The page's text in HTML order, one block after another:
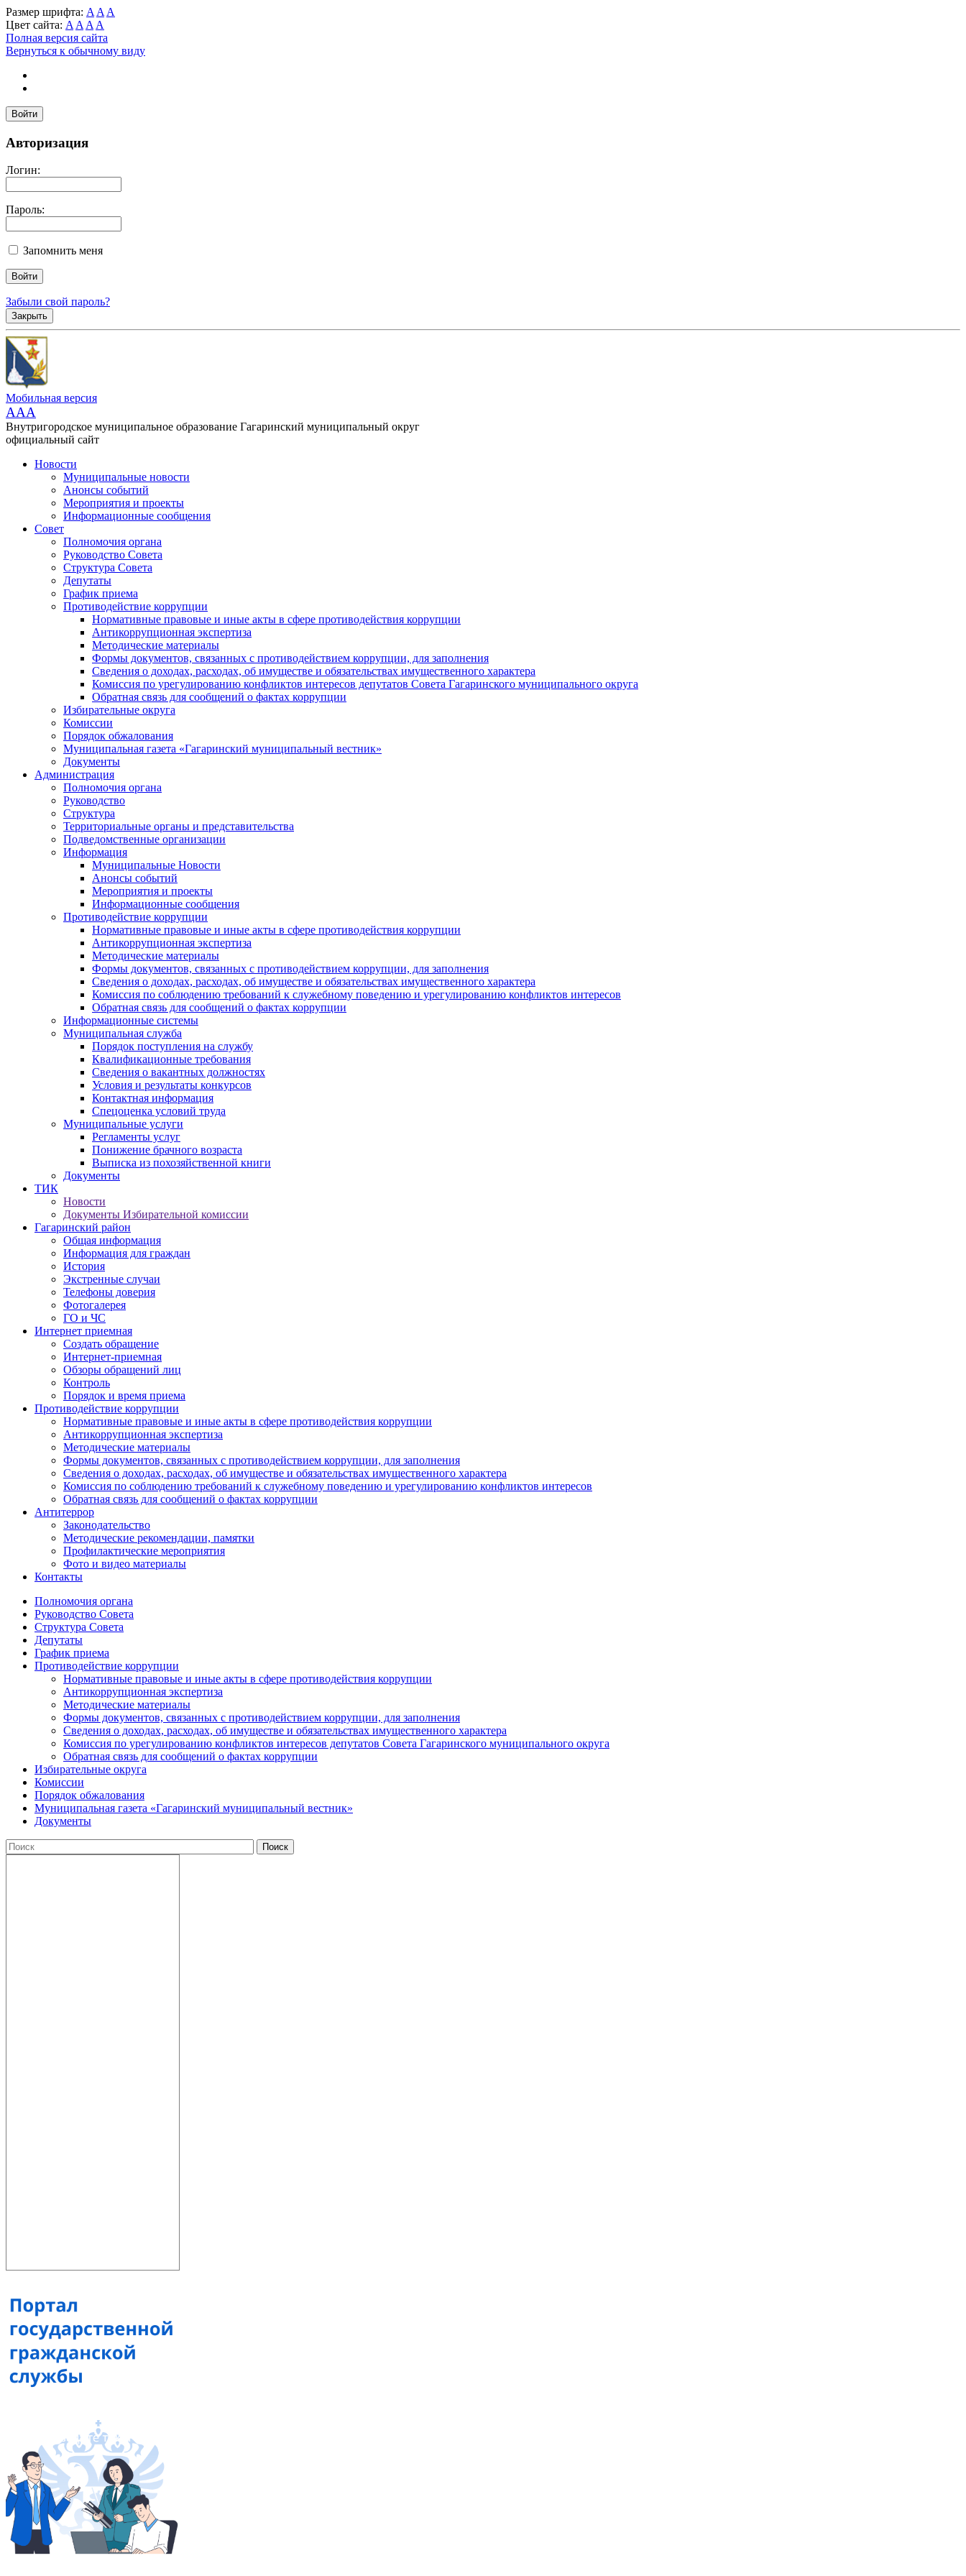
Размер шрифта: A A A
Цвет сайта: A A A A
Полная версия сайта
Вернуться к обычному виду
Войти
Авторизация
Логин:
Пароль:
Запомнить меня
Забыли свой пароль?
Закрыть
Мобильная версия
AAA
Внутригородское муниципальное образование Гагаринский муниципальный округ
официальный сайт
Новости
Муниципальные новости
Анонсы событий
Мероприятия и проекты
Информационные сообщения
Совет
Полномочия органа
Руководство Совета
Структура Совета
Депутаты
График приема
Противодействие коррупции
Нормативные правовые и иные акты в сфере противодействия коррупции
Антикоррупционная экспертиза
Методические материалы
Формы документов, связанных с противодействием коррупции, для заполнения
Сведения о доходах, расходах, об имуществе и обязательствах имущественного характера
Комиссия по урегулированию конфликтов интересов депутатов Совета Гагаринского муниципального округа
Обратная связь для сообщений о фактах коррупции
Избирательные округа
Комиссии
Порядок обжалования
Муниципальная газета «Гагаринский муниципальный вестник»
Документы
Администрация
Полномочия органа
Руководство
Структура
Территориальные органы и представительства
Подведомственные организации
Информация
Муниципальные Новости
Анонсы событий
Мероприятия и проекты
Информационные сообщения
Противодействие коррупции
Нормативные правовые и иные акты в сфере противодействия коррупции
Антикоррупционная экспертиза
Методические материалы
Формы документов, связанных с противодействием коррупции, для заполнения
Сведения о доходах, расходах, об имуществе и обязательствах имущественного характера
Комиссия по соблюдению требований к служебному поведению и урегулированию конфликтов интересов
Обратная связь для сообщений о фактах коррупции
Информационные системы
Муниципальная служба
Порядок поступления на службу
Квалификационные требования
Сведения о вакантных должностях
Условия и результаты конкурсов
Контактная информация
Спецоценка условий труда
Муниципальные услуги
Регламенты услуг
Понижение брачного возраста
Выписка из похозяйственной книги
Документы
ТИК
Новости
Документы Избирательной комиссии
Гагаринский район
Общая информация
Информация для граждан
История
Экстренные случаи
Телефоны доверия
Фотогалерея
ГО и ЧС
Интернет приемная
Создать обращение
Интернет-приемная
Обзоры обращений лиц
Контроль
Порядок и время приема
Противодействие коррупции
Нормативные правовые и иные акты в сфере противодействия коррупции
Антикоррупционная экспертиза
Методические материалы
Формы документов, связанных с противодействием коррупции, для заполнения
Сведения о доходах, расходах, об имуществе и обязательствах имущественного характера
Комиссия по соблюдению требований к служебному поведению и урегулированию конфликтов интересов
Обратная связь для сообщений о фактах коррупции
Антитеррор
Законодательство
Методические рекомендации, памятки
Профилактические мероприятия
Фото и видео материалы
Контакты
Полномочия органа
Руководство Совета
Структура Совета
Депутаты
График приема
Противодействие коррупции
Нормативные правовые и иные акты в сфере противодействия коррупции
Антикоррупционная экспертиза
Методические материалы
Формы документов, связанных с противодействием коррупции, для заполнения
Сведения о доходах, расходах, об имуществе и обязательствах имущественного характера
Комиссия по урегулированию конфликтов интересов депутатов Совета Гагаринского муниципального округа
Обратная связь для сообщений о фактах коррупции
Избирательные округа
Комиссии
Порядок обжалования
Муниципальная газета «Гагаринский муниципальный вестник»
Документы